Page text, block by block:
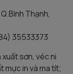
Thạnh,
35533373
xuất sơn, véc ni
mực in và ma tít;